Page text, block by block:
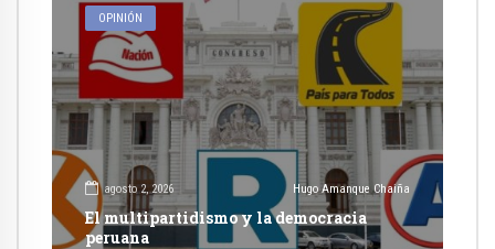
OPINIÓN
agosto 2, 2026 Hugo Amanque Chaiña
El multipartidismo y la democracia
peruana